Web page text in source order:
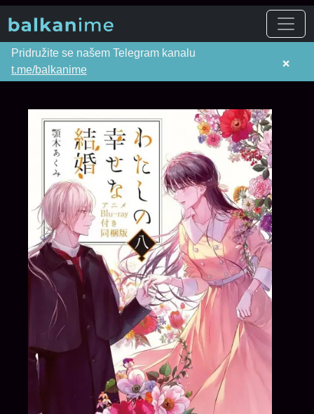
Pridružite se našem Telegram kanalu
t.me/balkanime
×